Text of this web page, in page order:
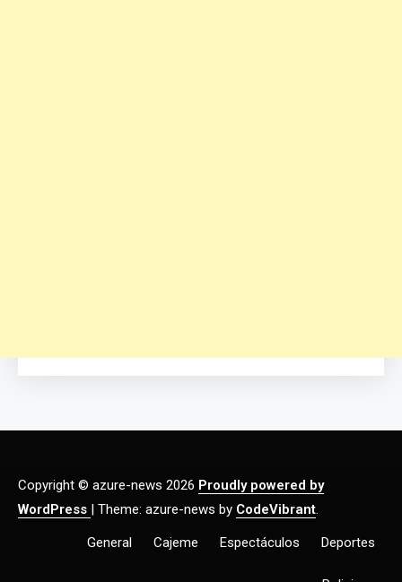
Copyright © azure-news 2026 Proudly powered by
WordPress | Theme: azure-news by CodeVibrant.
General Cajeme Espectáculos Deportes